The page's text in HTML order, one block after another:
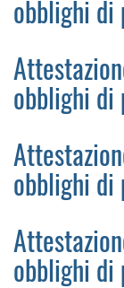
obblighi di
obblighi di
obblighi di
obblighi di